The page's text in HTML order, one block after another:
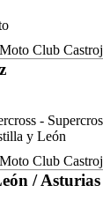
Club
-
y León
Club
/ Asturias